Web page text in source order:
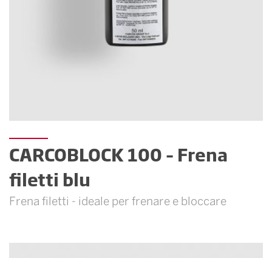
CARCOBLOCK 100 – Frena
filetti blu
Frena filetti - ideale per frenare e bloccare